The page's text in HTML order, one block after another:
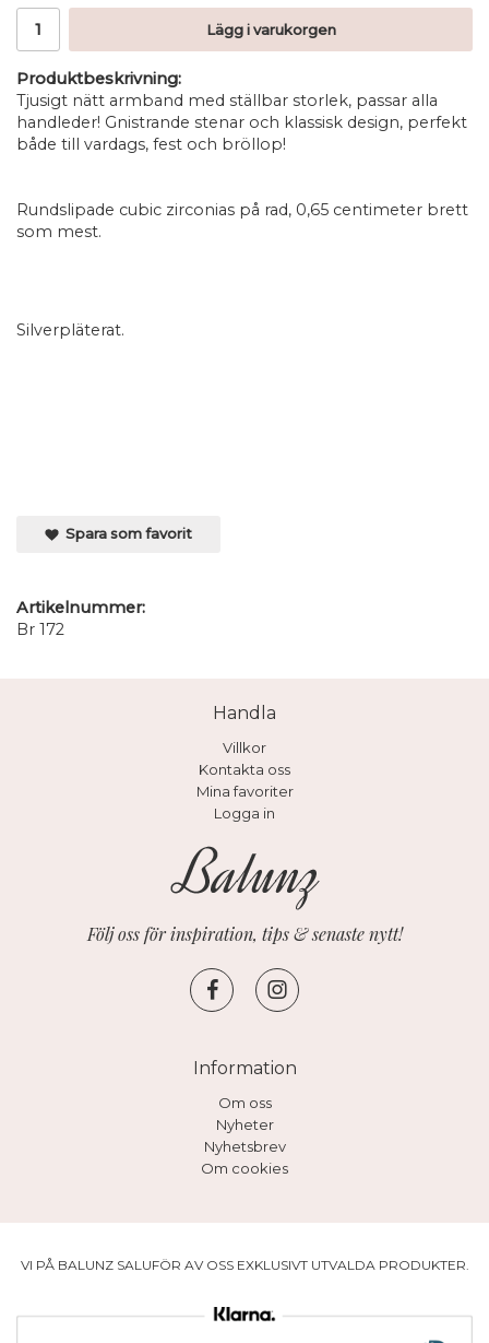
Lägg i varukorgen
Produktbeskrivning:
Tjusigt nätt armband med ställbar storlek, passar alla
handleder! Gnistrande stenar och klassisk design, perfekt
både till vardags, fest och bröllop!
Rundslipade cubic zirconias på rad, 0,65 centimeter brett
som mest.
Silverpläterat.
Spara som favorit
Artikelnummer:
Br 172
Handla
Villkor
Kontakta oss
Mina favoriter
Logga in
Följ oss för inspiration, tips & senaste nytt!
Information
Om oss
Nyheter
Nyhetsbrev
Om cookies
VI PÅ BALUNZ SALUFÖR AV OSS EXKLUSIVT UTVALDA PRODUKTER.